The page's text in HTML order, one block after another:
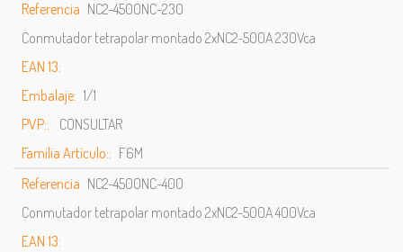
Referencia NC2-4500NC-230
Conmutador tetrapolar montado 2xNC2-500A 230Vca
EAN 13:
Embalaje: 1/1
PVP::
CONSULTAR
Familia Artículo:: F6M
Referencia NC2-4500NC-400
Conmutador tetrapolar montado 2xNC2-500A 400Vca
EAN 13: